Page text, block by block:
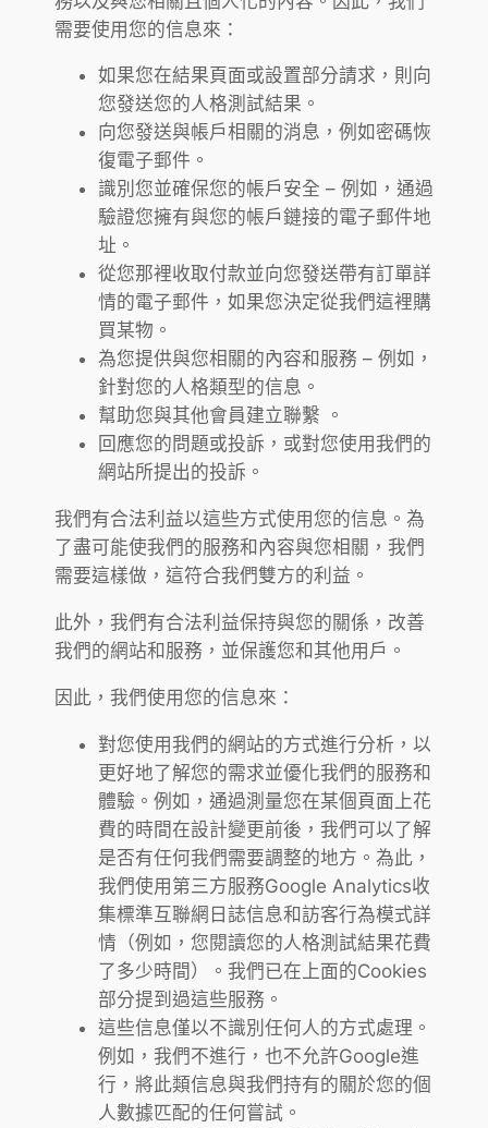
需要使用您的信息來：
如果您在結果頁面或設置部分請求，則向
您發送您的人格測試結果。
向您發送與帳戶相關的消息，例如密碼恢
復電子郵件。
識別您並確保您的帳戶安全 – 例如，通過
驗證您擁有與您的帳戶鏈接的電子郵件地
址。
從您那裡收取付款並向您發送帶有訂單詳
情的電子郵件，如果您決定從我們這裡購
買某物。
為您提供與您相關的內容和服務 – 例如，
針對您的人格類型的信息。
幫助您與其他會員建立聯繫 。
回應您的問題或投訴，或對您使用我們的
網站所提出的投訴。
我們有合法利益以這些方式使用您的信息。為
了盡可能使我們的服務和內容與您相關，我們
需要這樣做，這符合我們雙方的利益。
此外，我們有合法利益保持與您的關係，改善
我們的網站和服務，並保護您和其他用戶。
因此，我們使用您的信息來：
對您使用我們的網站的方式進行分析，以
更好地了解您的需求並優化我們的服務和
體驗。例如，通過測量您在某個頁面上花
費的時間在設計變更前後，我們可以了解
是否有任何我們需要調整的地方。為此，
我們使用第三方服務Google Analytics收
集標準互聯網日誌信息和訪客行為模式詳
情（例如，您閱讀您的人格測試結果花費
了多少時間）。我們已在上面的Cookies
部分提到過這些服務。
這些信息僅以不識別任何人的方式處理。
例如，我們不進行，也不允許Google進
行，將此類信息與我們持有的關於您的個
人數據匹配的任何嘗試。